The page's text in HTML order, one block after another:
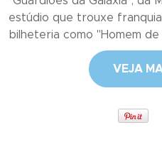
estúdio que trouxe
bilheteria como "Homem
VEJA